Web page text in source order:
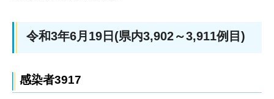
令和3年6月19日(県内3,902～3,911例目)
感染者3917